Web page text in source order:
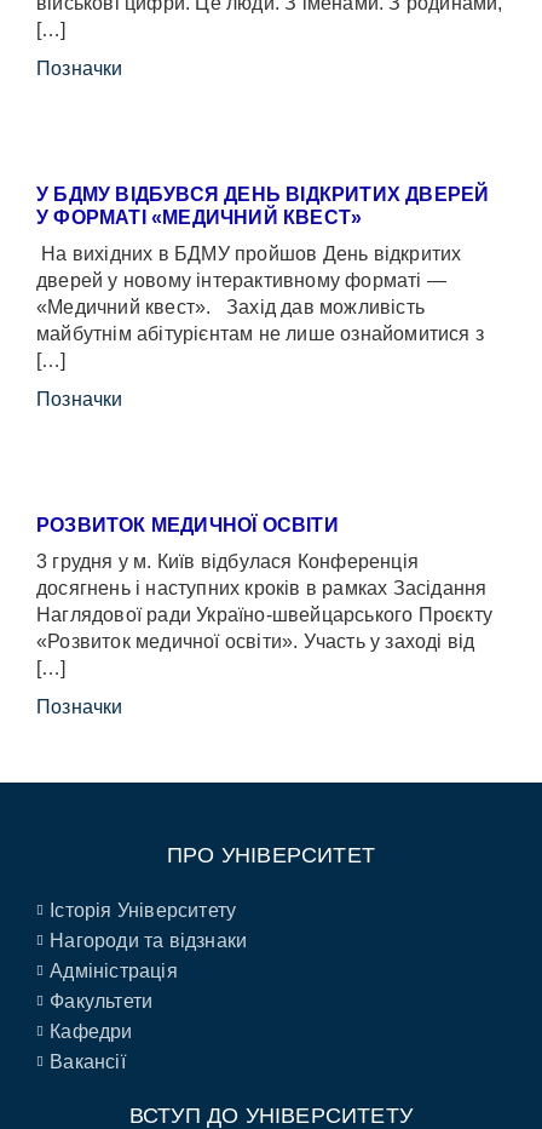
[…]
Позначки
У БДМУ ВІДБУВСЯ ДЕНЬ ВІДКРИТИХ ДВЕРЕЙ
У ФОРМАТІ «МЕДИЧНИЙ КВЕСТ»
На вихідних в БДМУ пройшов День відкритих
дверей у новому інтерактивному форматі —
«Медичний квест». Захід дав можливість
майбутнім абітурієнтам не лише ознайомитися з
[…]
Позначки
РОЗВИТОК МЕДИЧНОЇ ОСВІТИ
3 грудня у м. Київ відбулася Конференція
досягнень і наступних кроків в рамках Засідання
Наглядової ради Україно-швейцарського Проєкту
«Розвиток медичної освіти». Участь у заході від
[…]
Позначки
ПРО УНІВЕРСИТЕТ
Історія Університету
Нагороди та відзнаки
Адміністрація
Факультети
Кафедри
Вакансії
ВСТУП ДО УНІВЕРСИТЕТУ